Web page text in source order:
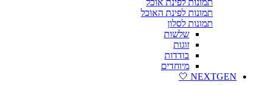
תמונות לפינת האוכל
תמונות לסלון
שלשות
זוגות
בודדות
מיוחדים
NEXTGEN 🤍